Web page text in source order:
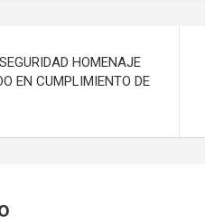
HOMENAJE
EN CUMPLIMIENTO DE